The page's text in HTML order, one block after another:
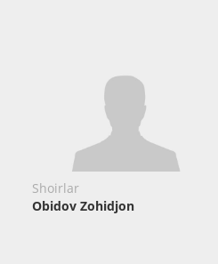
Shoirlar
Obidov Zohidjon